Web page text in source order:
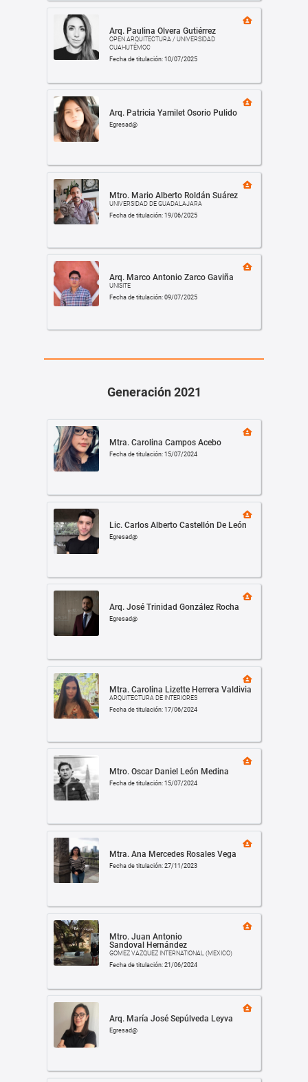
Arq. Paulina Olvera Gutiérrez
OPEN ARQUITECTURA / UNIVERSIDAD
CUAHUTÉMOC
Fecha de titulación: 10/07/2025
Arq. Patricia Yamilet Osorio Pulido
Egresad@
Mtro. Mario Alberto Roldán Suárez
UNIVERSIDAD DE GUADALAJARA
Fecha de titulación: 19/06/2025
Arq. Marco Antonio Zarco Gaviña
UNISITE
Fecha de titulación: 09/07/2025
Generación 2021
Mtra. Carolina Campos Acebo
Fecha de titulación: 15/07/2024
Lic. Carlos Alberto Castellón De León
Egresad@
Arq. José Trinidad González Rocha
Egresad@
Mtra. Carolina Lizette Herrera Valdivia
ARQUITECTURA DE INTERIORES
Fecha de titulación: 17/06/2024
Mtro. Oscar Daniel León Medina
Fecha de titulación: 15/07/2024
Mtra. Ana Mercedes Rosales Vega
Fecha de titulación: 27/11/2023
Mtro. Juan Antonio
Sandoval Hernández
GOMEZ VAZQUEZ INTERNATIONAL (MEXICO)
Fecha de titulación: 21/06/2024
Arq. María José Sepúlveda Leyva
Egresad@